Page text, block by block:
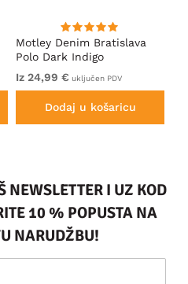
Motley Denim Bratislava
Polo Dark Indigo
Iz 24,99 € uključen PDV
Dodaj u košaricu
NEWSLETTER I UZ KOD
10 % POPUSTA NA
NARUDŽBU!